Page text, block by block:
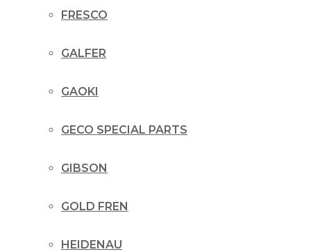
FRESCO
GALFER
GAOKI
GECO SPECIAL PARTS
GIBSON
GOLD FREN
HEIDENAU